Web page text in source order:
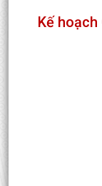
Kế